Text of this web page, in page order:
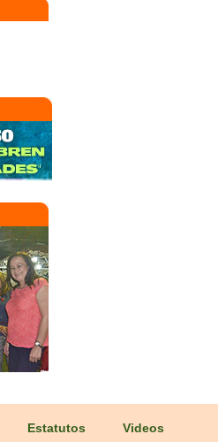
Estatutos Videos